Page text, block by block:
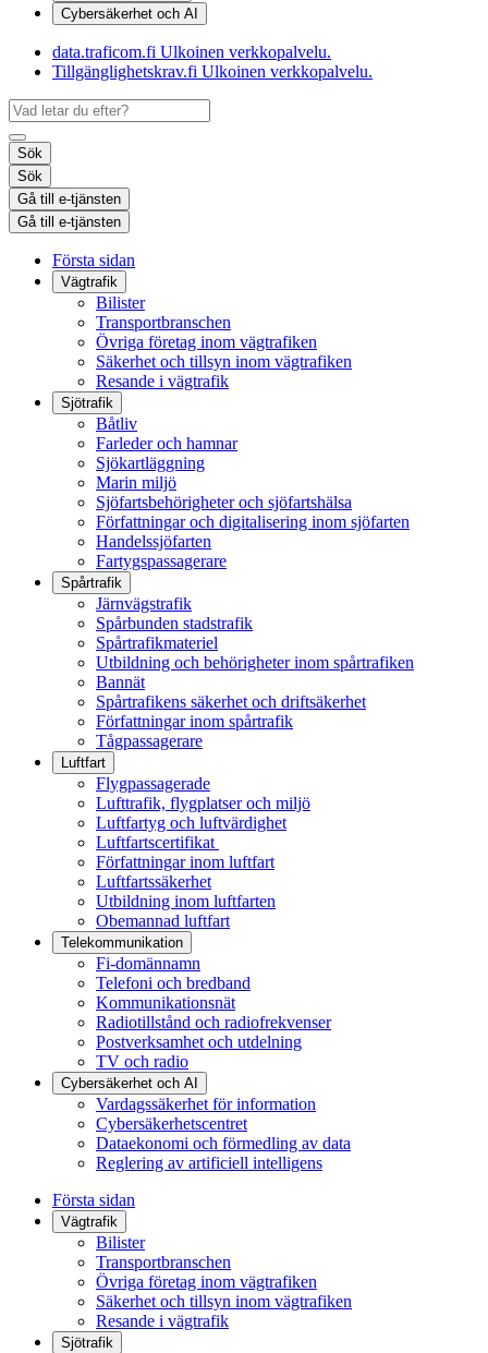
Cybersäkerhet och AI
data.traficom.fi Ulkoinen verkkopalvelu.
Tillgänglighetskrav.fi Ulkoinen verkkopalvelu.
Sök
Sök
Gå till e-tjänsten
Gå till e-tjänsten
Första sidan
Vägtrafik
Bilister
Transportbranschen
Övriga företag inom vägtrafiken
Säkerhet och tillsyn inom vägtrafiken
Resande i vägtrafik
Sjötrafik
Båtliv
Farleder och hamnar
Sjökartläggning
Marin miljö
Sjöfartsbehörigheter och sjöfartshälsa
Författningar och digitalisering inom sjöfarten
Handelssjöfarten
Fartygspassagerare
Spårtrafik
Järnvägstrafik
Spårbunden stadstrafik
Spårtrafikmateriel
Utbildning och behörigheter inom spårtrafiken
Bannät
Spårtrafikens säkerhet och driftsäkerhet
Författningar inom spårtrafik
Tågpassagerare
Luftfart
Flygpassagerade
Lufttrafik, flygplatser och miljö
Luftfartyg och luftvärdighet
Luftfartscertifikat
Författningar inom luftfart
Luftfartssäkerhet
Utbildning inom luftfarten
Obemannad luftfart
Telekommunikation
Fi-domännamn
Telefoni och bredband
Kommunikationsnät
Radiotillstånd och radiofrekvenser
Postverksamhet och utdelning
TV och radio
Cybersäkerhet och AI
Vardagssäkerhet för information
Cybersäkerhetscentret
Dataekonomi och förmedling av data
Reglering av artificiell intelligens
Första sidan
Vägtrafik
Bilister
Transportbranschen
Övriga företag inom vägtrafiken
Säkerhet och tillsyn inom vägtrafiken
Resande i vägtrafik
Sjötrafik